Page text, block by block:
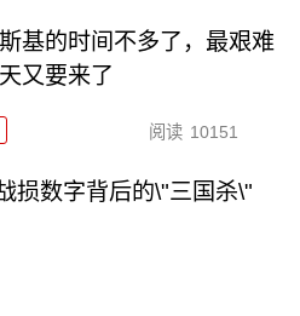
基的时间不多了，最艰难
又要来了
阅读 10151
损数字背后的\"三国杀\"